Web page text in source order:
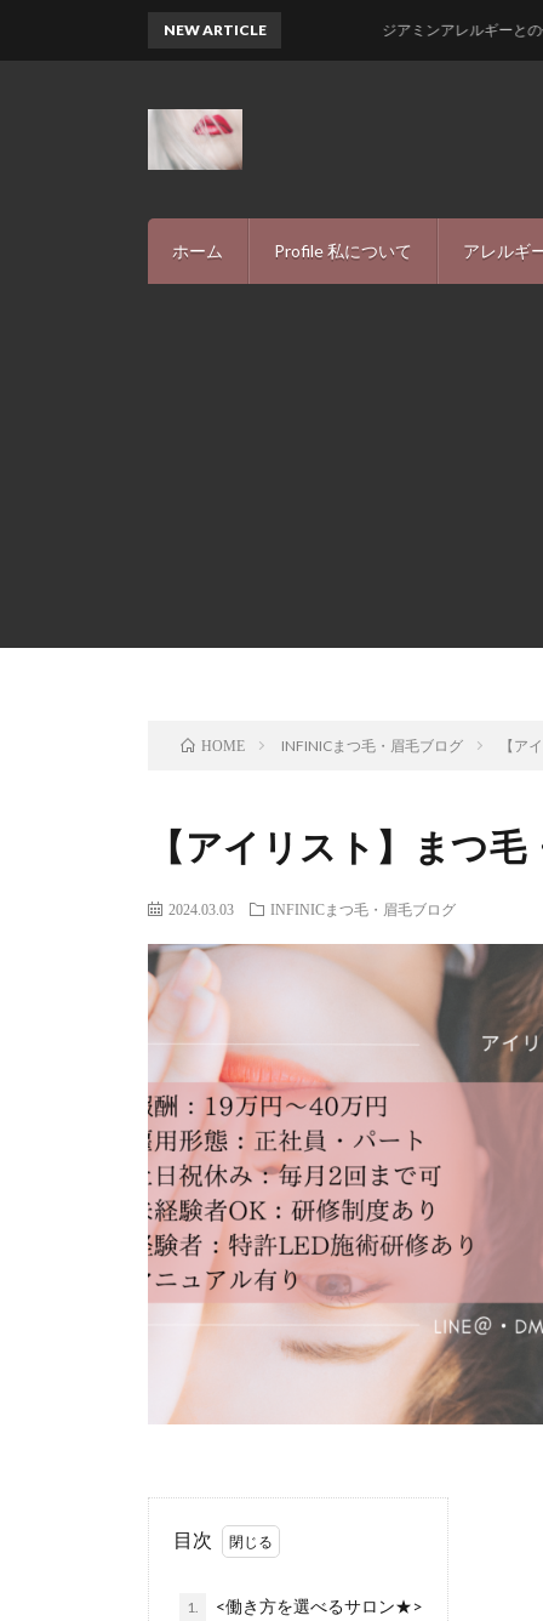
ホーム Profile 私について アレルギ
NEW ARTICLE ジアミンアレルギーとの付き合い方-私
HOME INFINICまつ毛・眉毛ブログ 【ア
【アイリスト】まつ
2024.03.03 INFINICまつ毛・眉毛ブログ
目次
1. <働き方を選べるサロン★>